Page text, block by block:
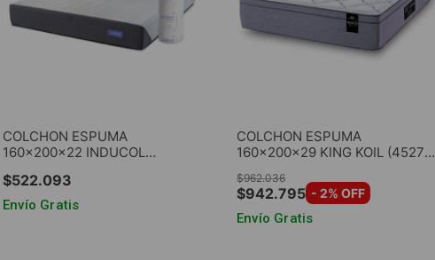
COLCHON ESPUMA
160x200x22 INDUCOL
$522.093
Envío Gratis
COLCHON ESPUMA
160x200x29 KING KOIL (45279)
$962.036
$942.795 - 2% OFF
Envío Gratis